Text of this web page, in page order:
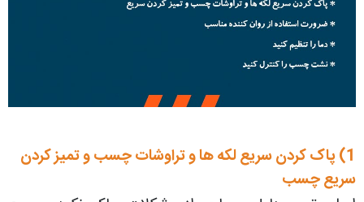
1) پاک کردن سریع لکه ها و تراوشات چسب و تمیز کردن
سریع چسب